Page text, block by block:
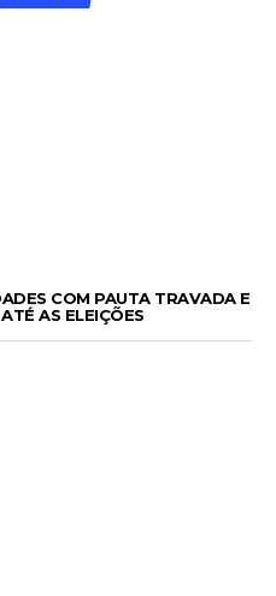
COM PAUTA TRAVADA E
AS ELEIÇÕES